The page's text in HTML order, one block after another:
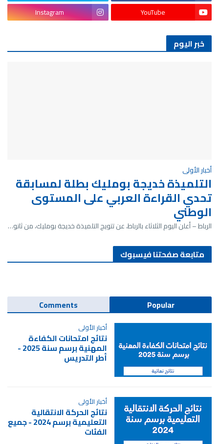
YouTube
Instagram
خبر اليوم
أخبار الأولى
التلميذة خديجة بومليك بطلة لمسابقة
تحدي القراءة العربي على المستوى
الوطني
الرباط – أعلن اليوم الثلاثاء بالرباط، عن تتويج التلميذة خديجة بومليك، من ثانو…
متابعة صفحتنا فيسبوك
Popular
Comments
أخبار الأولى
نتائج امتحانات الكفاءة
المهنية برسم سنة 2025 -
أطر التدريس
أخبار الأولى
نتائج الحركة الانتقالية
التعليمية برسم 2024 - جميع
الفئات